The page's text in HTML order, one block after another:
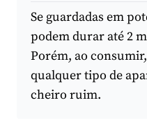
Se guardadas em
podem durar até 2
Porém, ao
qualquer tipo de
cheiro ruim.